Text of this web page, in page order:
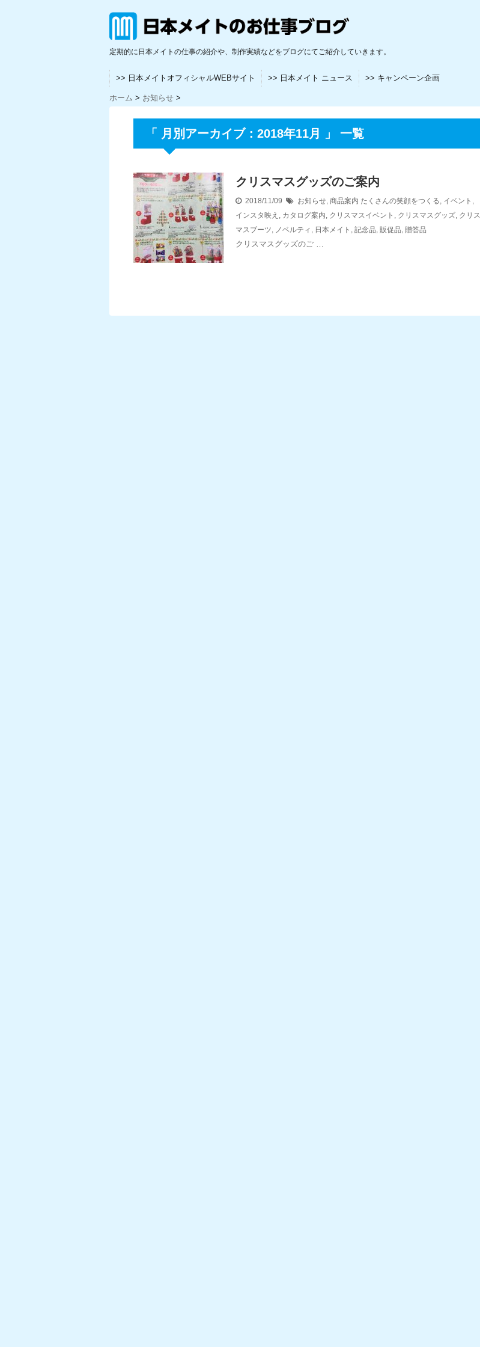
定期的に日本メイトの仕事の紹介や、制作実績などをブログにてご紹介していきます。
>> 日本メイトオフィシャルWEBサイト >> 日本メイト ニュース >> キャンペーン企画
ホーム > お知らせ >
「 月別アーカイブ：2018年11月 」 一覧
クリスマスグッズのご案内
2018/11/09 お知らせ 商品案内 たくさんの笑顔をつくる イベント
インスタ映え
カタログ案内 クリスマスイベント クリスマスグッズ クリス
マスブーツ
ノベルティ 日本メイト 記念品 販促品 贈答品
クリスマスグッズのご …